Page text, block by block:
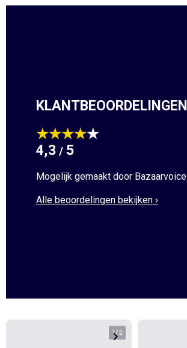
KLANTBEOORDELINGEN
★★★★★
4,3 / 5
Mogelijk gemaakt door Bazaarvoice
Alle beoordelingen bekijken ›
1/2